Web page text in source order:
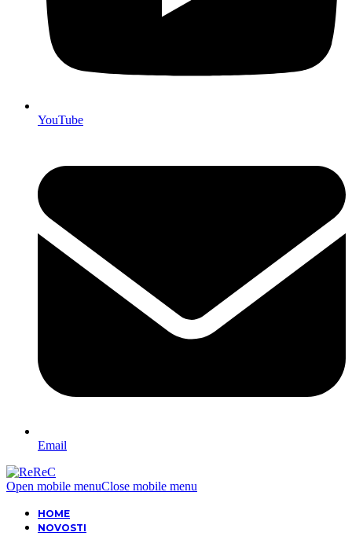
YouTube
Email
Open mobile menuClose mobile menu
HOME
NOVOSTI